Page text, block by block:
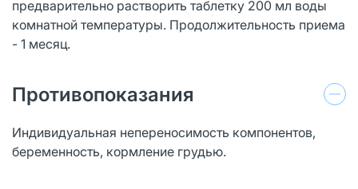
предварительно растворить таблетку 200 мл воды
комнатной температуры. Продолжительность приема
- 1 месяц.
Противопоказания
Индивидуальная непереносимость компонентов,
беременность, кормление грудью.